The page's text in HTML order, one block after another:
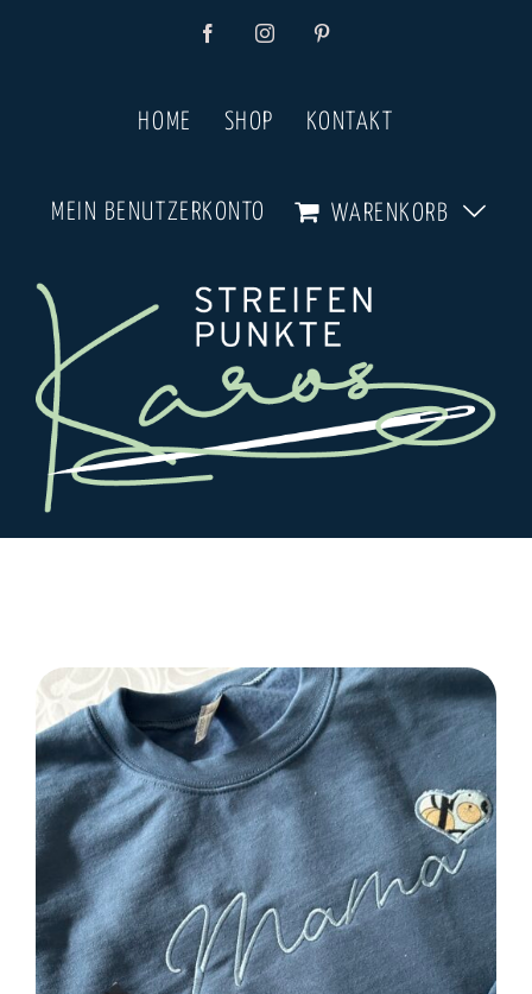
FacebookInstagramPinterest
HOME SHOP KONTAKT
MEIN BENUTZERKONTO WARENKORB
SELECT OPTIONS / DETAILS